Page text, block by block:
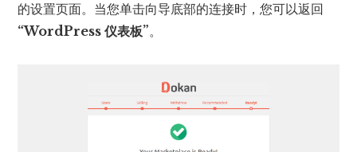
的设置页面。当您单击向导底部的连接时，您可以返回
“WordPress 仪表板”。